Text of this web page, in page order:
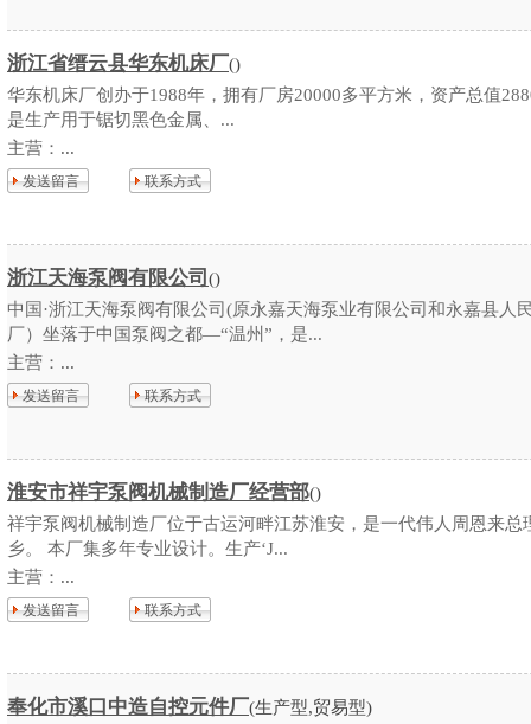
浙江省缙云县华东机床厂()
华东机床厂创办于1988年，拥有厂房20000多平方米，资产总值
是生产用于锯切黑色金属、...
主营： ...
发送留言 联系方式
浙江天海泵阀有限公司 ()
中国·浙江天海泵阀有限公司(原永嘉天海泵业有限公司和永嘉县人
厂）坐落于中国泵阀之都—“温州”，是...
主营： ...
发送留言 联系方式
淮安市祥宇泵阀机械制造厂经营部()
祥宇泵阀机械制造厂位于古运河畔江苏淮安，是一代伟人周恩来总
乡。 本厂集多年专业设计。生产‘J...
主营： ...
发送留言 联系方式
奉化市溪口中造自控元件厂(生产型,贸易型)